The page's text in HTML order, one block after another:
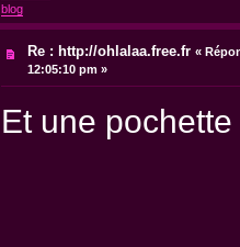
blog
Re : http://ohlalaa.free.fr «
12:05:10 pm »
Et une